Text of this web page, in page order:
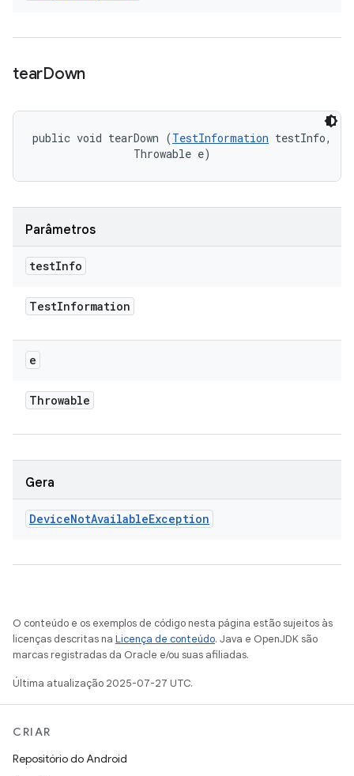
tearDown
public void tearDown (TestInformation testInfo,
                Throwable e)
Parâmetros
testInfo
TestInformation
e
Throwable
Gera
DeviceNotAvailableException
O conteúdo e os exemplos de código nesta página estão sujeitos às
licenças descritas na Licença de conteúdo. Java e OpenJDK são
marcas registradas da Oracle e/ou suas afiliadas.
Última atualização 2025-07-27 UTC.
CRIAR
Repositório do Android